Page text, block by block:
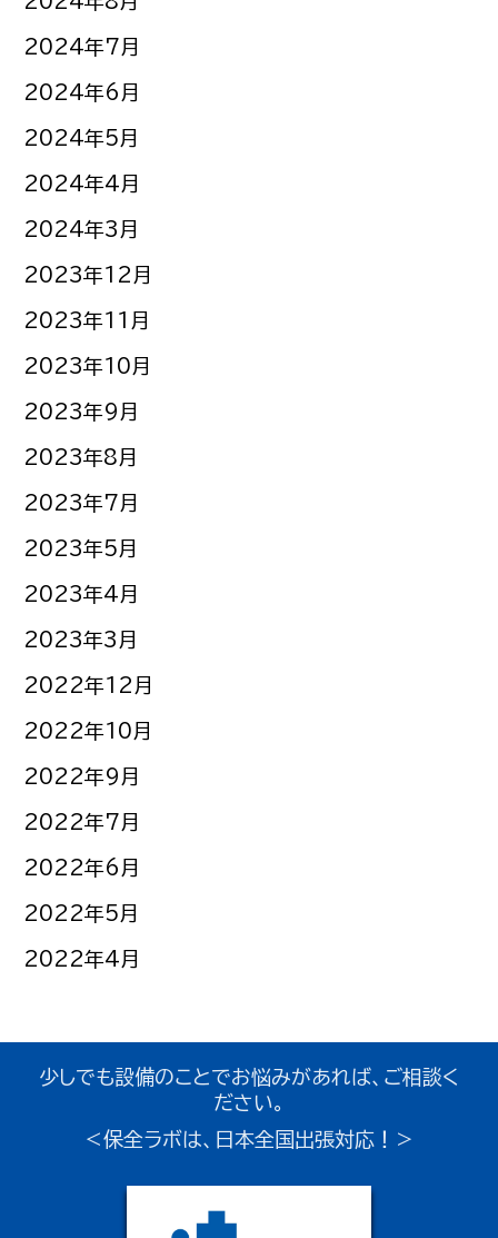
2024年7月
2024年6月
2024年5月
2024年4月
2024年3月
2023年12月
2023年11月
2023年10月
2023年9月
2023年8月
2023年7月
2023年5月
2023年4月
2023年3月
2022年12月
2022年10月
2022年9月
2022年7月
2022年6月
2022年5月
2022年4月
少しでも設備のことでお悩みがあれば、ご相談く
ださい。
＜保全ラボは、日本全国出張対応！＞